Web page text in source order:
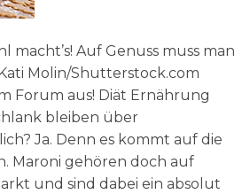
macht’s! Auf Genuss muss man
Molin/Shutterstock.com
Forum aus! Diät Ernährung
bleiben über
Ja. Denn es kommt auf die
Maroni gehören doch auf
und sind dabei ein absolut